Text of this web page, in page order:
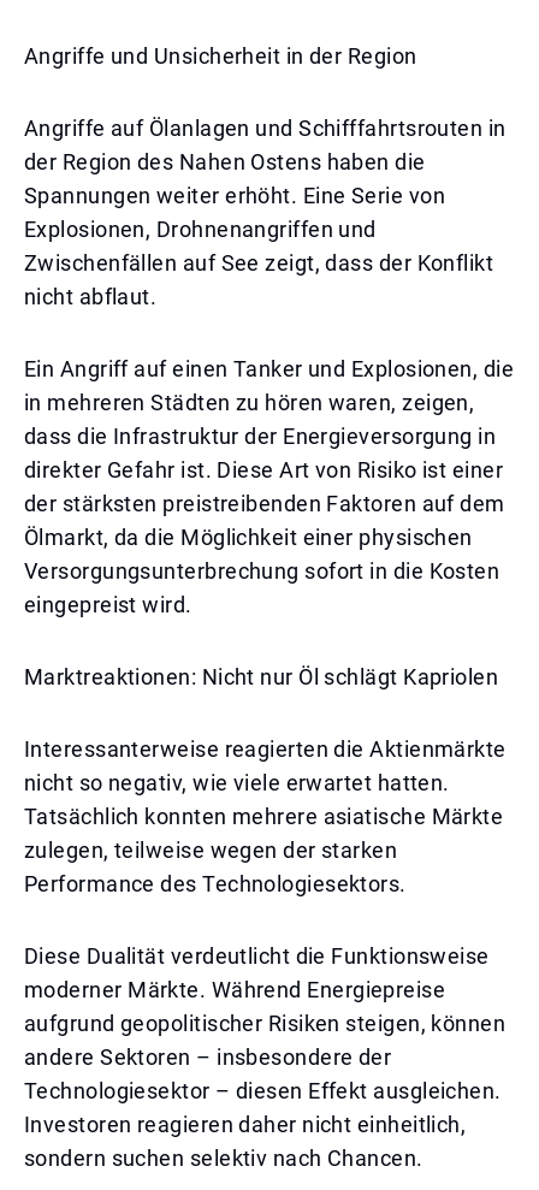
Angriffe und Unsicherheit in der Region
Angriffe auf Ölanlagen und Schifffahrtsrouten in
der Region des Nahen Ostens haben die
Spannungen weiter erhöht. Eine Serie von
Explosionen, Drohnenangriffen und
Zwischenfällen auf See zeigt, dass der Konflikt
nicht abflaut.
Ein Angriff auf einen Tanker und Explosionen, die
in mehreren Städten zu hören waren, zeigen,
dass die Infrastruktur der Energieversorgung in
direkter Gefahr ist. Diese Art von Risiko ist einer
der stärksten preistreibenden Faktoren auf dem
Ölmarkt, da die Möglichkeit einer physischen
Versorgungsunterbrechung sofort in die Kosten
eingepreist wird.
Marktreaktionen: Nicht nur Öl schlägt Kapriolen
Interessanterweise reagierten die Aktienmärkte
nicht so negativ, wie viele erwartet hatten.
Tatsächlich konnten mehrere asiatische Märkte
zulegen, teilweise wegen der starken
Performance des Technologiesektors.
Diese Dualität verdeutlicht die Funktionsweise
moderner Märkte. Während Energiepreise
aufgrund geopolitischer Risiken steigen, können
andere Sektoren – insbesondere der
Technologiesektor – diesen Effekt ausgleichen.
Investoren reagieren daher nicht einheitlich,
sondern suchen selektiv nach Chancen.